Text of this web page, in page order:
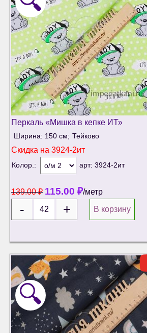
Перкаль «Мишка в кепке ИТ»
Ширина: 150 см; Тейково
Скидка на 3924-2ит
Колор.: арт: 3924-2ит
139.00₽ 115.00 ₽/метр
В корзину
🔍